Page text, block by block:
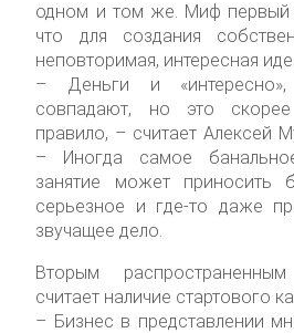
одном и том же. Миф первый
что для создания
неповторимая, интересная
– Деньги и «интересно»,
совпадают, но это
правило, – считает Алексей
– Иногда самое
занятие может приносить
серьезное и где-то даже
звучащее дело.
Вторым
считает наличие стартового
– Бизнес в представлении